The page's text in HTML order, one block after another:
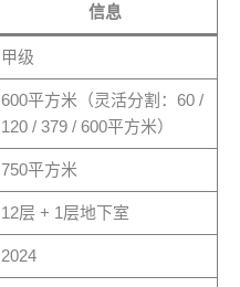
信息
甲级
600平方米（灵活分割：60 /
120 / 379 / 600平方米）
750平方米
12层 + 1层地下室
2024